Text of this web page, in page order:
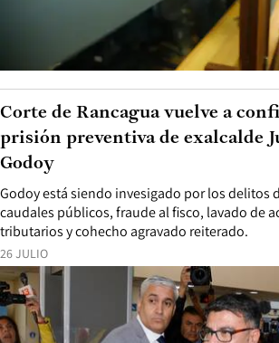
26 JULIO
Godoy está siendo invesigado por los delitos
caudales públicos, fraude al fisco, lavado de
tributarios y cohecho agravado reiterado.
Corte de Rancagua vuelve a
prisión preventiva de exalcalde
Godoy